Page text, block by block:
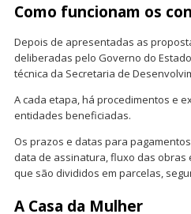
Como funcionam os
Depois de apresentadas as
deliberadas pelo Governo do
técnica da Secretaria de
A cada etapa, há procedimentos e
entidades beneficiadas.
Os prazos e datas para
data de assinatura, fluxo das obras
que são divididos em parcelas,
A Casa da Mulher